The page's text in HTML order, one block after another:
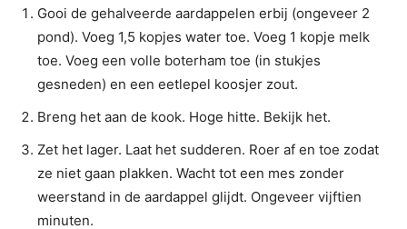
Gooi de gehalveerde aardappelen erbij (ongeveer 2
pond). Voeg 1,5 kopjes water toe. Voeg 1 kopje melk
toe. Voeg een volle boterham toe (in stukjes
gesneden) en een eetlepel koosjer zout.
Breng het aan de kook. Hoge hitte. Bekijk het.
Zet het lager. Laat het sudderen. Roer af en toe zodat
ze niet gaan plakken. Wacht tot een mes zonder
weerstand in de aardappel glijdt. Ongeveer vijftien
minuten.